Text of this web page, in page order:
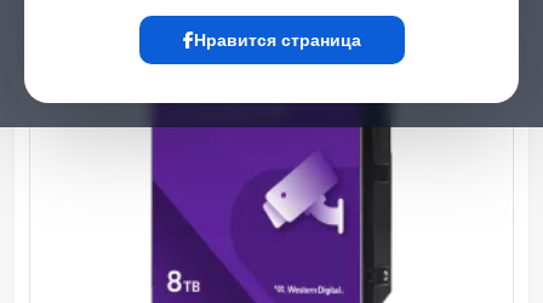
Нравится страница